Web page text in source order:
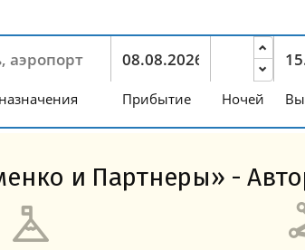
Прибытие Ночей
и Партнеры» -